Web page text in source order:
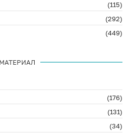
(115)
(292)
(449)
МАТЕРИАЛ
(176)
(131)
(34)